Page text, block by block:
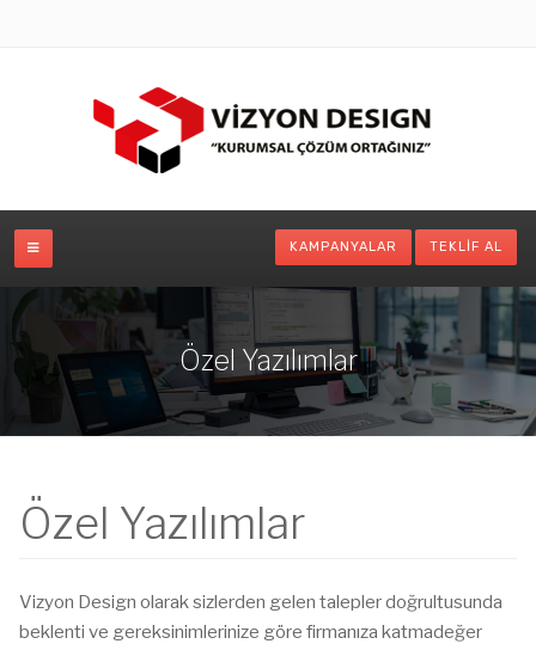
KAMPANYALAR TEKLIF AL
Özel Yazılımlar
Özel Yazılımlar
Vizyon Design olarak sizlerden gelen talepler doğrultusunda
beklenti ve gereksinimlerinize göre firmanıza katmadeğer